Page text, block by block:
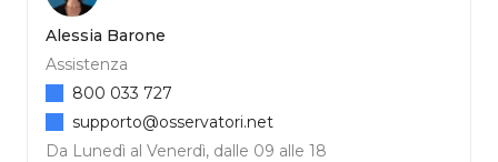
Alessia Barone
Assistenza
Da Lunedì al Venerdì, dalle 09 alle 18
800 033 727
supporto@osservatori.net